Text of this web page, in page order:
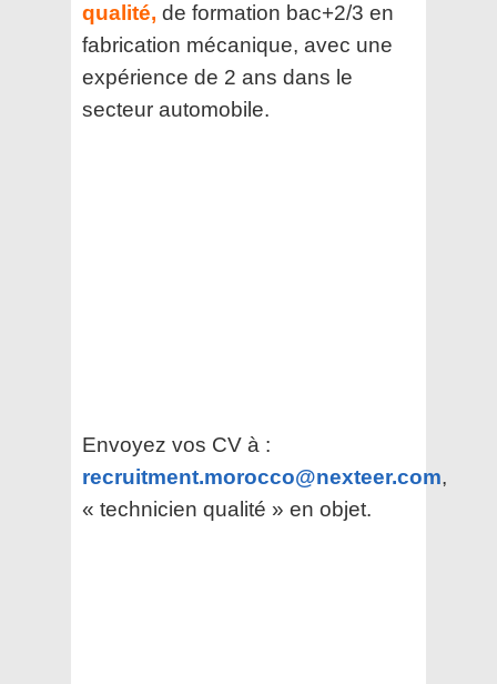
qualité, de formation bac+2/3 en
fabrication mécanique, avec une
expérience de 2 ans dans le
secteur automobile.
Envoyez vos CV à :
recruitment.morocco@nexteer.com,
« technicien qualité » en objet.